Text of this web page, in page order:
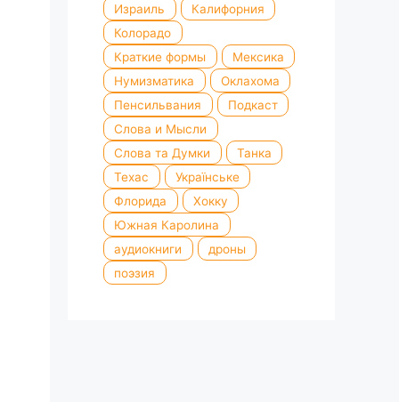
Израиль
Калифорния
Колорадо
Краткие формы
Мексика
Нумизматика
Оклахома
Пенсильвания
Подкаст
Слова и Мысли
Слова та Думки
Танка
Техас
Українське
Флорида
Хокку
Южная Каролина
аудиокниги
дроны
поэзия